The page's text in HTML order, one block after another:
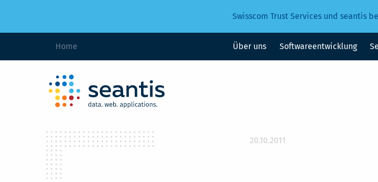
Swisscom Trust Services und seantis
Home Über uns Softwareentwicklung
20.10.2011